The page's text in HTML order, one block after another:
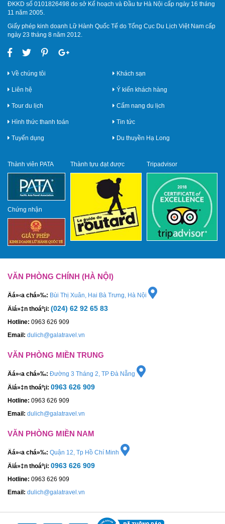
ĐKKD số 0101826498 do sở Kế hoạch và Đầu tư Hà Nội cấp ngày 16 tháng
11 năm 2005.
Giấy phép kinh doanh Lữ Hành Quốc Tế do Tổng Cục Du Lịch Việt Nam cấp
ngày 23 tháng 8 năm 2012.
Về chúng tôi
Liên hệ
Tour du lịch
Hình thức thanh toán
Tuyển dụng
Khách sạn
Ý kiến khách hàng
Cẩm nang du lịch
Tin tức
Du thuyền Hạ Long
Thành viên PATA
Chứng nhận
Thành tựu đạt được Tripadvisor
VĂN PHÒNG CHÍNH (HÀ NỘI)
Äá»‹a chá»‰: Bùi Thị Xuân, Hai Bà Trưng, Hà Nội
Äiá»‡n thoáº¡i: (024) 62 92 65 83
Hotline: 0963 626 909
Email: dulich@galatravel.vn
VĂN PHÒNG MIỀN TRUNG
Äá»‹a chá»‰: Đường 3 Tháng 2, TP Đà Nẵng
Äiá»‡n thoáº¡i: 0963 626 909
Hotline: 0963 626 909
Email: dulich@galatravel.vn
VĂN PHÒNG MIỀN NAM
Äá»‹a chá»‰: Quận 12, Tp Hồ Chí Minh
Äiá»‡n thoáº¡i: 0963 626 909
Hotline: 0963 626 909
Email: dulich@galatravel.vn